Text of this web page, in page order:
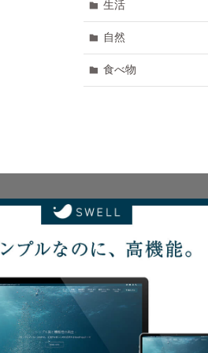
生活
自然
食べ物